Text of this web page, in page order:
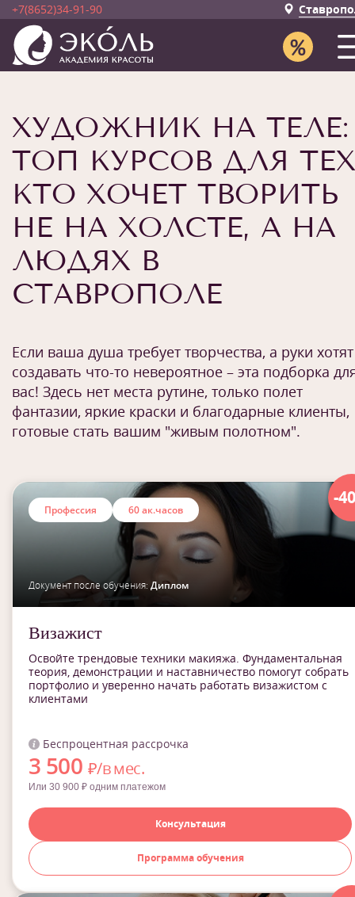
+7(8652)34-91-90
ХУДОЖНИК НА ТЕЛЕ:
ТОП КУРСОВ ДЛЯ
КТО ХОЧЕТ ТВОРИТЬ
НЕ НА ХОЛСТЕ, А НА
ЛЮДЯХ В
СТАВРОПОЛЕ
Если ваша душа требует творчества, а руки хотят
создавать что-то невероятное – эта подборка
вас! Здесь нет места рутине, только полет
фантазии, яркие краски и благодарные клиенты,
готовые стать вашим "живым полотном".
-
Профессия 60 ак.часов
Документ после обучения: Диплом
Визажист
Освойте трендовые техники макияжа. Фундаментальная
теория, демонстрации и наставничество помогут собрать
портфолио и уверенно начать работать визажистом с
клиентами
Беспроцентная рассрочка
3 500 ₽/в мес.
Или 30 900 ₽ одним платежом
Консультация
Программа обучения